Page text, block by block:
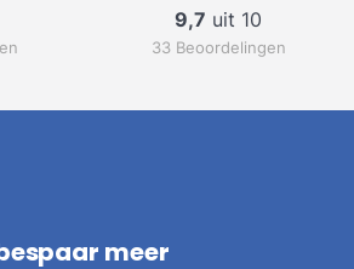
9,7 uit 10
33 Beoordelingen
meer